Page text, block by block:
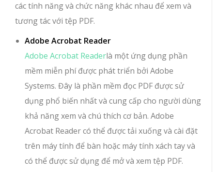
các tính năng và chức năng khác nhau để xem và
tương tác với tệp PDF.
Adobe Acrobat Reader
Adobe Acrobat Readerlà một ứng dụng phần
mềm miễn phí được phát triển bởi Adobe
Systems. Đây là phần mềm đọc PDF được sử
dụng phổ biến nhất và cung cấp cho người dùng
khả năng xem và chú thích cơ bản. Adobe
Acrobat Reader có thể được tải xuống và cài đặt
trên máy tính để bàn hoặc máy tính xách tay và
có thể được sử dụng để mở và xem tệp PDF.